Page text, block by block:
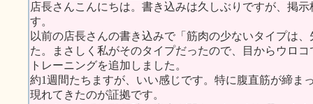
店長さんこんにちは。書き込みは久しぶりですが、掲
す。
以前の店長さんの書き込みで「筋肉の少ないタイプは
た。まさしく私がそのタイプだったので、目からウロ
トレーニングを追加しました。
約1週間たちますが、いい感じです。特に腹直筋が締ま
現れてきたのが証拠です。